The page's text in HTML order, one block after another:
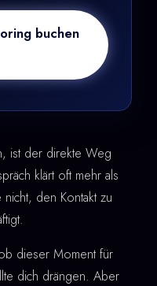
buchen
ist der direkte Weg
klärt oft mehr als
den Kontakt zu
dieser Moment für
dich drängen. Aber